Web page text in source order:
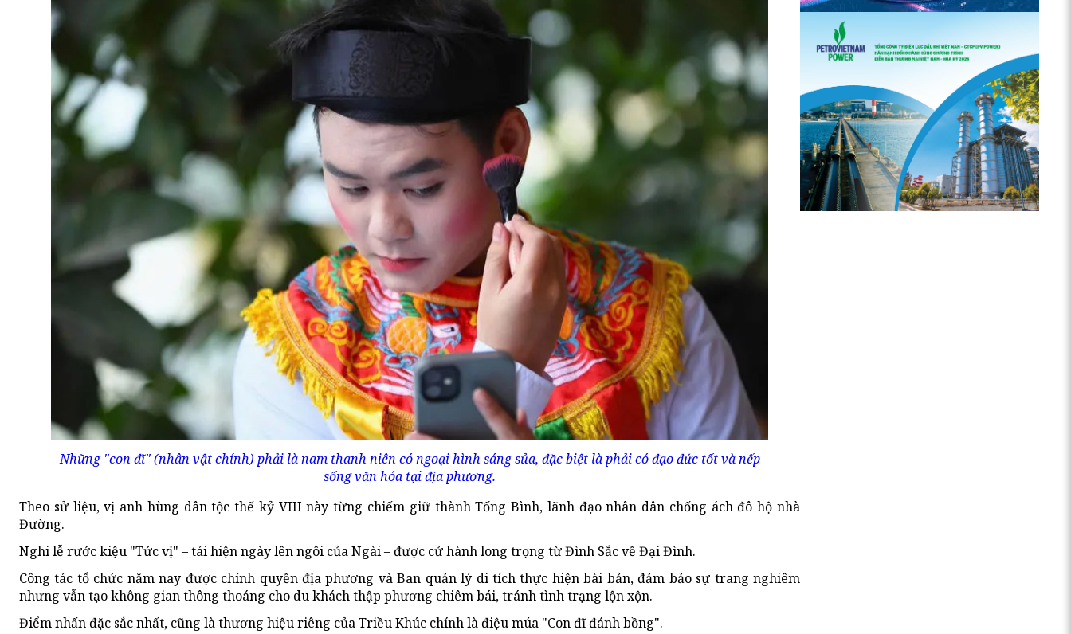
Những "con đĩ" (nhân vật chính) phải là nam thanh niên có ngoại hình sáng sủa, đặc biệt là phải có đạo đức tốt và nếp
sống văn hóa tại địa phương.
Theo sử liệu, vị anh hùng dân tộc thế kỷ VIII này từng chiếm giữ thành Tống Bình, lãnh đạo nhân dân chống ách đô hộ nhà
Đường.
Nghi lễ rước kiệu "Tức vị" – tái hiện ngày lên ngôi của Ngài – được cử hành long trọng từ Đình Sắc về Đại Đình.
Công tác tổ chức năm nay được chính quyền địa phương và Ban quản lý di tích thực hiện bài bản, đảm bảo sự trang nghiêm
nhưng vẫn tạo không gian thông thoáng cho du khách thập phương chiêm bái, tránh tình trạng lộn xộn.
Điểm nhấn đặc sắc nhất, cũng là thương hiệu riêng của Triều Khúc chính là điệu múa "Con đĩ đánh bồng".